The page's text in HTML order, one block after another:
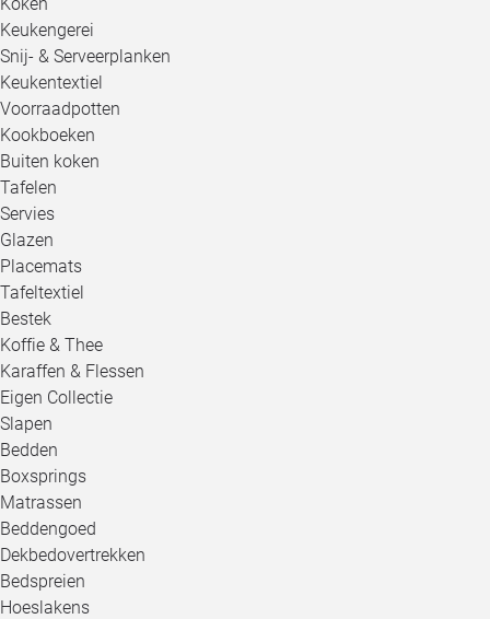
Keukengerei
Snij- & Serveerplanken
Keukentextiel
Voorraadpotten
Kookboeken
Buiten koken
Tafelen
Servies
Glazen
Placemats
Tafeltextiel
Bestek
Koffie & Thee
Karaffen & Flessen
Eigen Collectie
Slapen
Bedden
Boxsprings
Matrassen
Beddengoed
Dekbedovertrekken
Bedspreien
Hoeslakens